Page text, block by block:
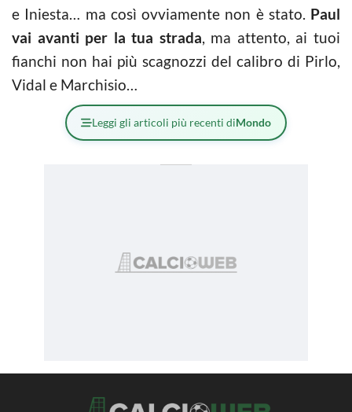
e Iniesta… ma così ovviamente non è stato. Paul
vai avanti per la tua strada, ma attento, ai tuoi
fianchi non hai più scagnozzi del calibro di Pirlo,
Vidal e Marchisio…
Leggi gli articoli più recenti diMondo